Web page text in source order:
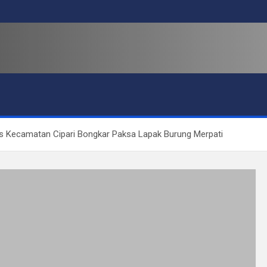
Kecamatan Cipari Bongkar Paksa Lapak Burung Merpati